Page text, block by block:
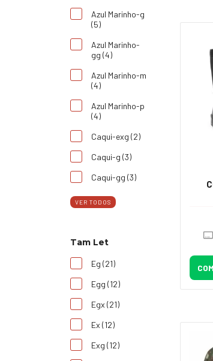
Azul Marinho-g
(5)
Azul Marinho-
gg (4)
Azul Marinho-m
(4)
Azul Marinho-p
(4)
Caqui-exg (2)
Caqui-g (3)
Caqui-gg (3)
VER TODOS
Tam Let
Eg (21)
Egg (12)
Egx (21)
Ex (12)
Exg (12)